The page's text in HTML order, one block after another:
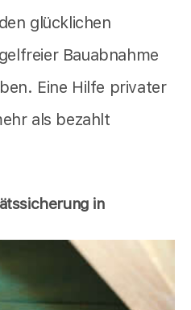
glücklichen
Bauabnahme
Eine Hilfe privater
als bezahlt
in